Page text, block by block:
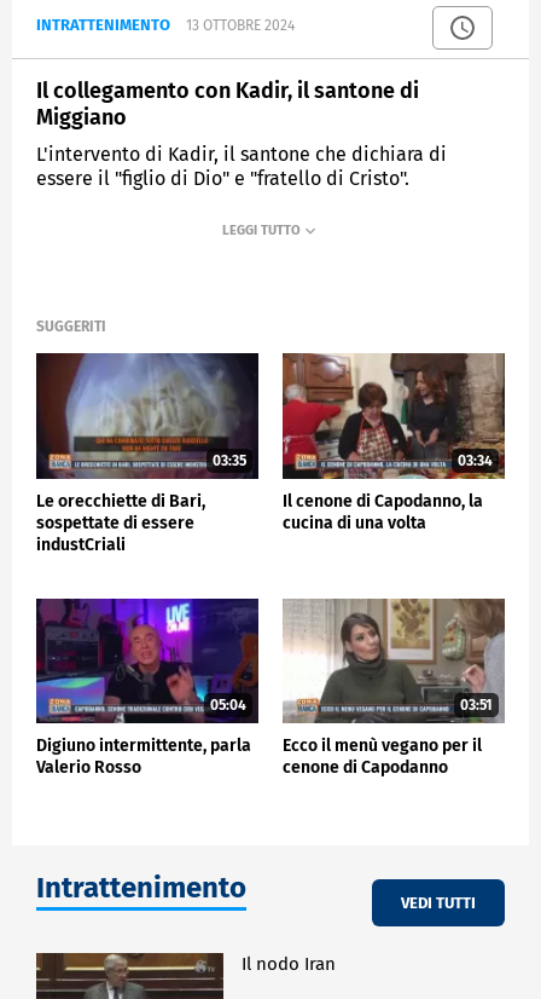
INTRATTENIMENTO 13 OTTOBRE 2024
Il collegamento con Kadir, il santone di
Miggiano
L'intervento di Kadir, il santone che dichiara di
essere il "figlio di Dio" e "fratello di Cristo".
ZONA BIANCA
SUGGERITI
03:35
Le orecchiette di Bari,
sospettate di essere
industCriali
03:34
Il cenone di Capodanno, la
cucina di una volta
05:04
Digiuno intermittente, parla
Valerio Rosso
03:51
Ecco il menù vegano per il
cenone di Capodanno
Intrattenimento VEDI TUTTI
Il nodo Iran